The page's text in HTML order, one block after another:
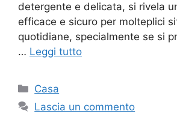
detergente e delicata, si rivela
efficace e sicuro per molteplici
quotidiane, specialmente se si
… Leggi tutto
Categorie
Casa
Lascia un commento